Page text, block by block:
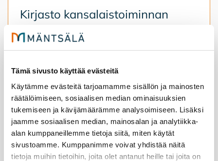
Tämä sivusto käyttää evästeitä
Käytämme evästeitä tarjoamamme sisällön ja mainosten
räätälöimiseen, sosiaalisen median ominaisuuksien
tukemiseen ja kävijämäärämme analysoimiseen. Lisäksi
jaamme sosiaalisen median, mainosalan ja analytiikka-
alan kumppaneillemme tietoja siitä, miten käytät
sivustoamme. Kumppanimme voivat yhdistää näitä
tietoja muihin tietoihin, joita olet antanut heille tai joita on
Kir­jas­to kan­sa­lais­toi­min­nan
alus­ta­na
Mil­lai­sia nä­ke­myk­siä pai­kal­li­sil­la jär­jes­töil­lä
ja yh­dis­tyk­sil­lä on tu­le­vai­suu­den kir­jas­tos­
ta? Il­moit­tau­du mu­kaan työ­pa­jaan vii­meis­
tään huo­men­na.
Kirjasto kansalaistoiminnan alustana